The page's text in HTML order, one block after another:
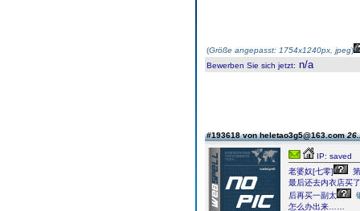
(Größe angepasst: 1754x1240px, jpeg)
Bewerben Sie sich jetzt: n/a
#193618 von heletao3g5@163.com
IP: saved
老婆奴[七零]
最后还去内衣店买
后再买一副太
怎么办出来……